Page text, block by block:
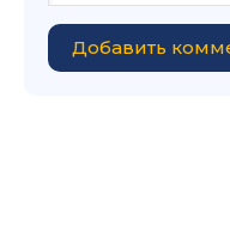
Добавить